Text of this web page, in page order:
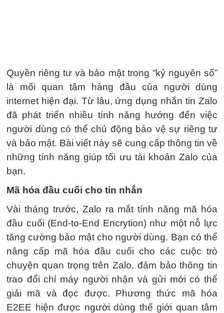
Quyền riêng tư và bảo mật trong “kỷ nguyên số”
là mối quan tâm hàng đầu của người dùng
internet hiện đại. Từ lâu, ứng dụng nhắn tin Zalo
đã phát triển nhiều tính năng hướng đến việc
người dùng có thể chủ động bảo vệ sự riêng tư
và bảo mật. Bài viết này sẽ cung cấp thông tin về
những tính năng giúp tối ưu tài khoản Zalo của
bạn.
Mã hóa đầu cuối cho tin nhắn
Vài tháng trước, Zalo ra mắt tính năng mã hóa
đầu cuối (End-to-End Encrytion) như một nỗ lực
tăng cường bảo mật cho người dùng. Bạn có thể
nâng cấp mã hóa đầu cuối cho các cuộc trò
chuyện quan trọng trên Zalo, đảm bảo thông tin
trao đổi chỉ máy người nhận và gửi mới có thể
giải mã và đọc được. Phương thức mã hóa
E2EE hiện được người dùng thế giới quan tâm